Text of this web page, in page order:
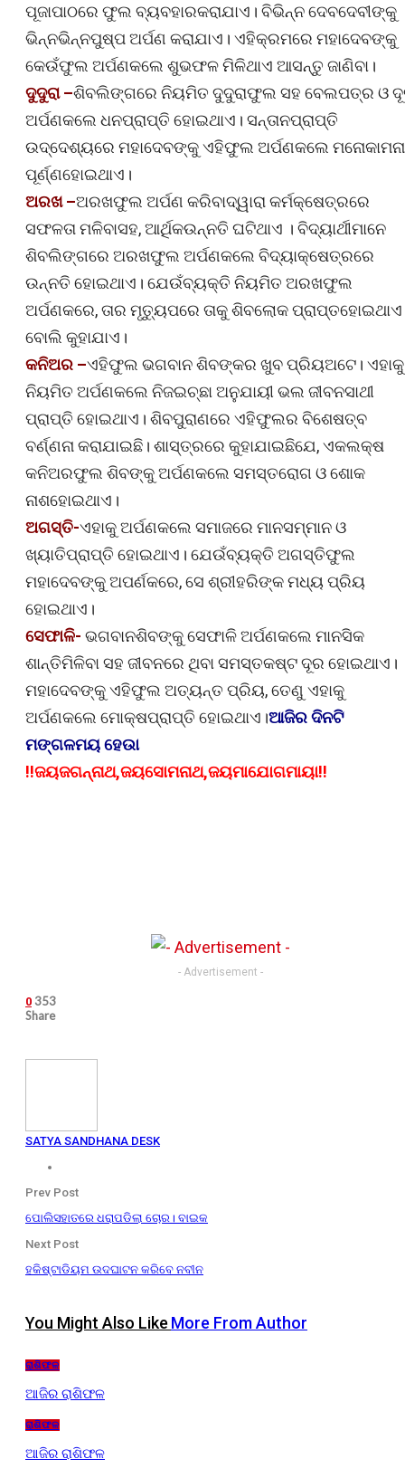
ପୂଜାପାଠରେ ଫୁଲ ବ୍ୟବହାରକରାଯାଏ। ବିଭିନ୍ନ ଦେବଦେବୀଙ୍କୁ
ଭିନ୍ନଭିନ୍ନପୁଷ୍ପ ଅର୍ପଣ କରାଯାଏ। ଏହିକ୍ରମରେ ମହାଦେବଙ୍କୁ
କେଉଁଫୁଲ ଅର୍ପଣକଲେ ଶୁଭଫଳ ମିଳିଥାଏ ଆସନ୍ତୁ ଜାଣିବା।
ଦୁଦୁରା –ଶିବଲିଙ୍ଗରେ ନିୟମିତ ଦୁଦୁରାଫୁଲ ସହ ବେଲପତ୍ର ଓ
ଅର୍ପଣକଲେ ଧନପ୍ରାପ୍ତି ହୋଇଥାଏ। ସନ୍ତାନପ୍ରାପ୍ତି
ଉଦ୍ଦେଶ୍ୟରେ ମହାଦେବଙ୍କୁ ଏହିଫୁଲ ଅର୍ପଣକଲେ ମନୋକାମନା
ପୂର୍ଣ୍ଣହୋଇଥାଏ।
ଅରଖ –ଅରଖଫୁଲ ଅର୍ପଣ କରିବାଦ୍ୱାରା କର୍ମକ୍ଷେତ୍ରରେ
ସଫଳତା ମଳିବାସହ, ଆର୍ଥିକଉନ୍ନତି ଘଟିଥାଏ । ବିଦ୍ୟାର୍ଥୀମାନେ
ଶିବଲିଙ୍ଗରେ ଅରଖଫୁଲ ଅର୍ପଣକଲେ ବିଦ୍ୟାକ୍ଷେତ୍ରରେ
ଉନ୍ନତି ହୋଇଥାଏ। ଯେଉଁବ୍ୟକ୍ତି ନିୟମିତ ଅରଖଫୁଲ
ଅର୍ପଣକରେ, ତାର ମୃତ୍ୟୁପରେ ତାକୁ ଶିବଲୋକ ପ୍ରାପ୍ତହୋଇଥାଏ
ବୋଲି କୁହାଯାଏ।
କନିଅର –ଏହିଫୁଲ ଭଗବାନ ଶିବଙ୍କର ଖୁବ ପ୍ରିୟଅଟେ। ଏହାକୁ
ନିୟମିତ ଅର୍ପଣକଲେ ନିଜଇଚ୍ଛା ଅନୁଯାୟୀ ଭଲ ଜୀବନସାଥୀ
ପ୍ରାପ୍ତି ହୋଇଥାଏ। ଶିବପୁରାଣରେ ଏହିଫୁଲର ବିଶେଷତ୍ବ
ବର୍ଣ୍ଣନା କରାଯାଇଛି। ଶାସ୍ତ୍ରରେ କୁହାଯାଇଛିଯେ, ଏକଲକ୍ଷ
କନିଅରଫୁଲ ଶିବଙ୍କୁ ଅର୍ପଣକଲେ ସମସ୍ତରୋଗ ଓ ଶୋକ
ନାଶହୋଇଥାଏ।
ଅଗସ୍ତି-ଏହାକୁ ଅର୍ପଣକଲେ ସମାଜରେ ମାନସମ୍ମାନ ଓ
ଖ୍ୟାତିପ୍ରାପ୍ତି ହୋଇଥାଏ। ଯେଉଁବ୍ୟକ୍ତି ଅଗସ୍ତିଫୁଲ
ମହାଦେବଙ୍କୁ ଅପର୍ଣକରେ, ସେ ଶ୍ରୀହରିଙ୍କ ମଧ୍ୟ ପ୍ରିୟ
ହୋଇଥାଏ।
ସେଫାଳି- ଭଗବାନଶିବଙ୍କୁ ସେଫାଳି ଅର୍ପଣକଲେ ମାନସିକ
ଶାନ୍ତିମିଳିବା ସହ ଜୀବନରେ ଥିବା ସମସ୍ତକଷ୍ଟ ଦୂର ହୋଇଥାଏ।
ମହାଦେବଙ୍କୁ ଏହିଫୁଲ ଅତ୍ୟନ୍ତ ପ୍ରିୟ, ତେଣୁ ଏହାକୁ
ଅର୍ପଣକଲେ ମୋକ୍ଷପ୍ରାପ୍ତି ହୋଇଥାଏ।ଆଜିର ଦିନଟି
ମଙ୍ଗଳମୟ ହେଉା
!!ଜୟଜଗନ୍ନାଥ,ଜୟସୋମନାଥ,ଜୟମାଯୋଗମାୟା!!
- Advertisement -
0 353
Share
SATYA SANDHANA DESK
Prev Post
ପୋଲିସହାତରେ ଧରାପଡିଲା ଚୋର। ବାଇକ
Next Post
ହକିଷ୍ଟାଡିୟମ ଉଦଘାଟନ କରିବେ ନବୀନ
You Might Also Like More From Author
ରାଶିଫଳ
ଆଜିର ରାଶିଫଳ
ରାଶିଫଳ
ଆଜିର ରାଶିଫଳ